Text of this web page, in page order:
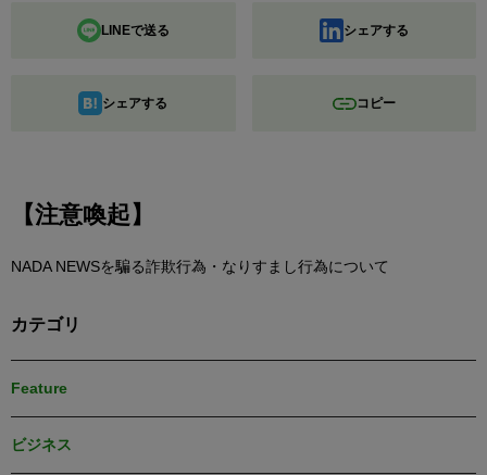
LINEで送る シェアする
シェアする コピー
【注意喚起】
NADA NEWSを騙る詐欺行為・なりすまし行為について
カテゴリ
Feature
ビジネス